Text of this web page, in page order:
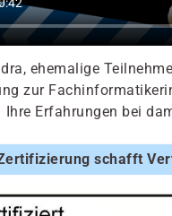
ehemalige
zur
Ihre Erfahrungen bei
schafft